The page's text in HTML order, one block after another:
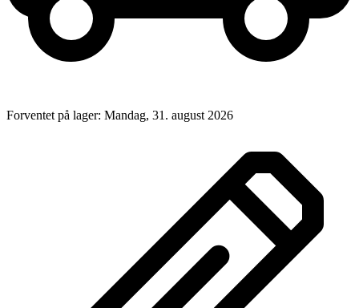
Forventet på lager: Mandag, 31. august 2026